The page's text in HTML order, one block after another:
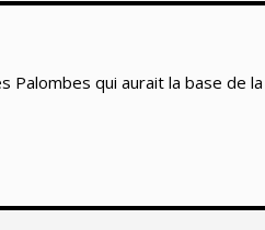
Palombes qui aurait la base de